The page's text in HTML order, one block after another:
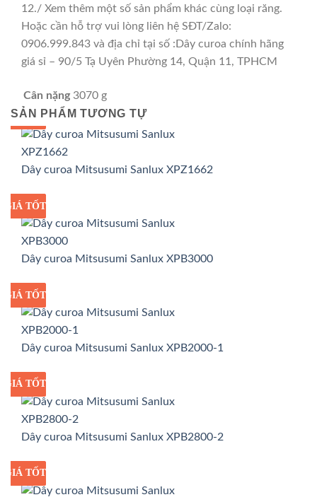
12./ Xem thêm một số sản phẩm khác cùng loại răng.
Hoặc cần hỗ trợ vui lòng liên hệ SĐT/Zalo:
0906.999.843 và địa chỉ tại số :Dây curoa chính hãng
giá sỉ – 90/5 Tạ Uyên Phường 14, Quận 11, TPHCM
Cân nặng 3070 g
SẢN PHẨM TƯƠNG TỰ
GIÁ SỈ
GIÁ TỐT
Dây curoa Mitsusumi Sanlux XPZ1662
GIÁ SỈ
GIÁ TỐT
Dây curoa Mitsusumi Sanlux XPB3000
GIÁ SỈ
GIÁ TỐT
Dây curoa Mitsusumi Sanlux XPB2000-1
GIÁ SỈ
GIÁ TỐT
Dây curoa Mitsusumi Sanlux XPB2800-2
GIÁ SỈ
GIÁ TỐT